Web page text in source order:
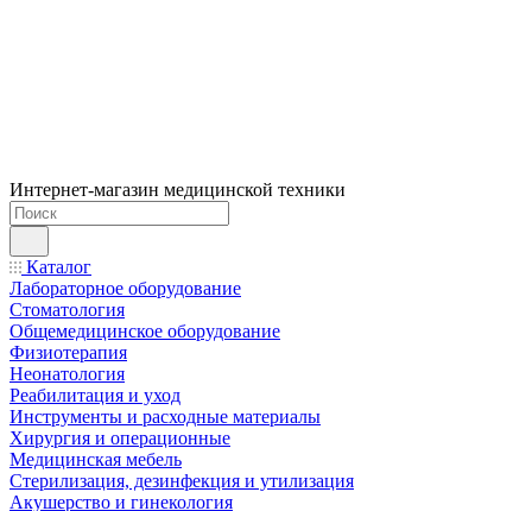
Интернет-магазин медицинской техники
Каталог
Лабораторное оборудование
Стоматология
Общемедицинское оборудование
Физиотерапия
Неонатология
Реабилитация и уход
Инструменты и расходные материалы
Хирургия и операционные
Медицинская мебель
Стерилизация, дезинфекция и утилизация
Акушерство и гинекология